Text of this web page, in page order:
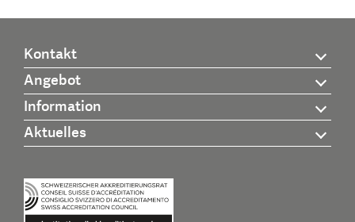
Kontakt
Angebot
Information
Aktuelles